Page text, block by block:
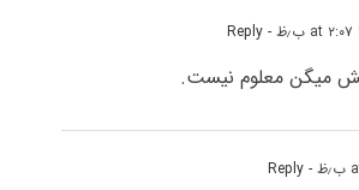
- Reply
میگن معلوم نیست.
- Reply